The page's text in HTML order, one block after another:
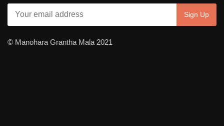
© Manohara Grantha Mala 2021